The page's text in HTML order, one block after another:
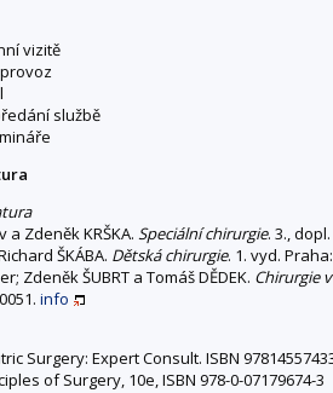
vizitě
službě
a Zdeněk KRŠKA. Speciální chirurgie. 3.,
ŠKÁBA. Dětská chirurgie. 1. vyd.
Zdeněk ŠUBRT a Tomáš DĚDEK. Chirurgie
info
Surgery: Expert Consult. ISBN
of Surgery, 10e, ISBN 978-0-07179674-3